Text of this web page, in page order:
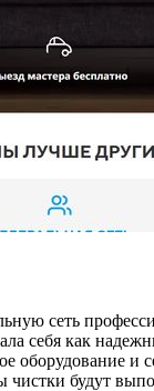
сеть
себя как
и
будут